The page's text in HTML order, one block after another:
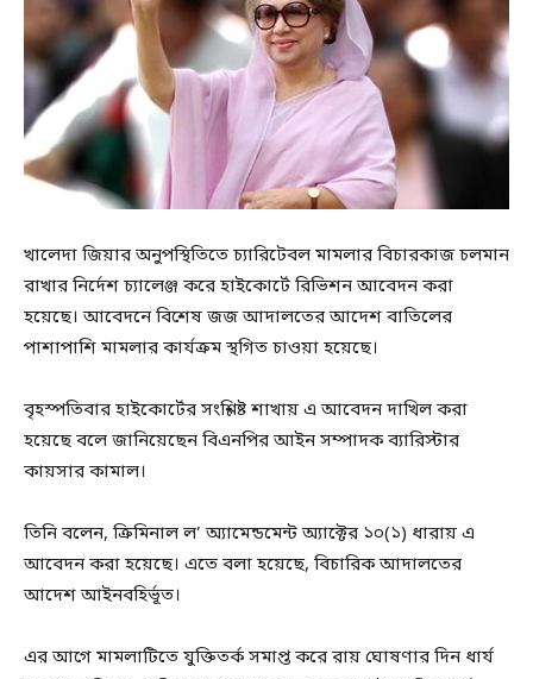
খালেদা জিয়ার অনুপস্থিতিতে চ্যারিটেবল মামলার বিচারকাজ চলমান
রাখার নির্দেশ চ্যালেঞ্জ করে হাইকোর্টে রিভিশন আবেদন করা
হয়েছে। আবেদনে বিশেষ জজ আদালতের আদেশ বাতিলের
পাশাপাশি মামলার কার্যক্রম স্থগিত চাওয়া হয়েছে।
বৃহস্পতিবার হাইকোর্টের সংশ্লিষ্ট শাখায় এ আবেদন দাখিল করা
হয়েছে বলে জানিয়েছেন বিএনপির আইন সম্পাদক ব্যারিস্টার
কায়সার কামাল।
তিনি বলেন, ক্রিমিনাল ল’ অ্যামেন্ডমেন্ট অ্যাক্টের ১০(১) ধারায় এ
আবেদন করা হয়েছে। এতে বলা হয়েছে, বিচারিক আদালতের
আদেশ আইনবহির্ভূত।
এর আগে মামলাটিতে যুক্তিতর্ক সমাপ্ত করে রায় ঘোষণার দিন ধার্য